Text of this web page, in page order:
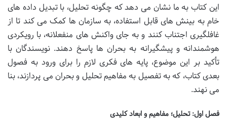
این کتاب به ما نشان می دهد که چگونه تحلیل، با تبدیل داده های
خام به بینش های قابل استفاده، به سازمان ها کمک می کند تا از
غافلگیری اجتناب کنند و به جای واکنش های منفعلانه، با رویکردی
هوشمندانه و پیشگیرانه به بحران ها پاسخ دهند. نویسندگان با
تأکید بر این موضوع، پایه های فکری لازم را برای ورود به فصول
بعدی کتاب، که به تفصیل به مفاهیم تحلیل و بحران می پردازند، بنا
می نهند.
فصل اول: تحلیل؛ مفاهیم و ابعاد کلیدی